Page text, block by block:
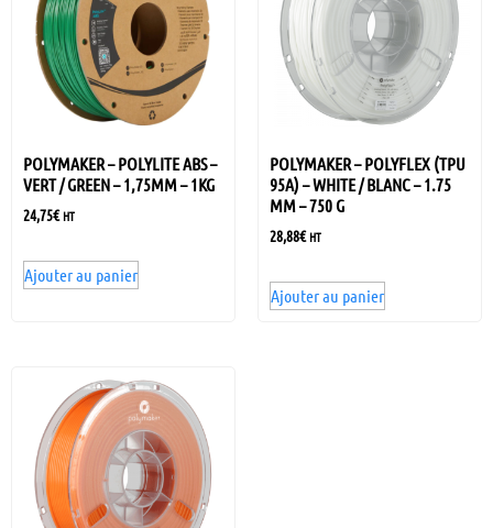
POLYMAKER – POLYLITE ABS –
VERT / GREEN – 1,75MM – 1KG
24,75€ HT
Ajouter au panier
POLYMAKER – POLYFLEX (TPU
95A) – WHITE / BLANC – 1.75
MM – 750 G
28,88€ HT
Ajouter au panier